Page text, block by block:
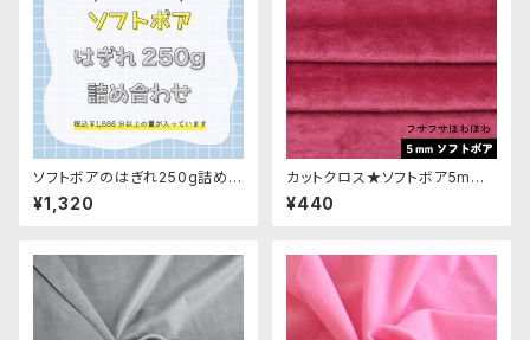
ソフトボアのはぎれ250g詰め合
わせ
¥1,320
カットクロス★ソフトボア5mm
(ベリーレッド)LB013 ボア生地
50cm × 45cm
¥440